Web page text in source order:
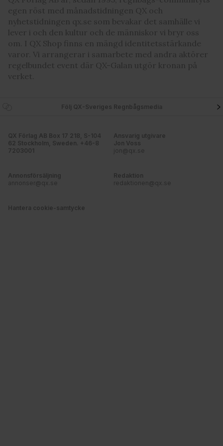
egen röst med månadstidningen QX och
nyhetstidningen qx.se som bevakar det samhälle vi
lever i och den kultur och de människor vi bryr oss
om. I QX Shop finns en mängd identitetsstärkande
varor. Vi arrangerar i samarbete med andra aktörer
regelbundet event där QX-Galan utgör kronan på
verket.
Följ QX-Sveriges Regnbågsmedia
QX Förlag AB Box 17 218, S-104
62 Stockholm, Sweden. +46-8
7203001
Ansvarig utgivare
Jon Voss
jon@qx.se
Annonsförsäljning
annonser@qx.se
Redaktion
redaktionen@qx.se
Hantera cookie-samtycke